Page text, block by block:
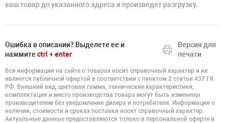
ваш товар до указанного адреса и произведет разгрузку.
Ошибка в описании? Выделете ее и
нажмите ctrl +enter
Версия для
печати
Вся информация на сайте о товарах носит справочный характер и не
является публичной офертой в соответствии с пунктом 2 статьи 437 ГК
РФ. Внешний вид, цветовая гамма, технические характеристики,
комплектация и место производства товара могут быть изменены
производителем без уведомления дилера и потребителя. Информация о
наличии, стоимости и сроках поставки носят справочный характер.
Актуальные данные предоставляются только в персональной оферте в